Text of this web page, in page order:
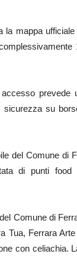
mappa ufficiale
prevede
sicurezza su
del Comune di
di punti food
Comune di
Tua, Ferrara Arte
con celiachia.